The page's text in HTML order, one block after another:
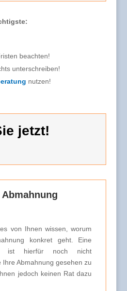
beachten!
unterschreiben!
nutzen!
jetzt!
von Ihnen wissen, worum
konkret geht. Eine
ist hierfür noch nicht
Abmahnung gesehen zu
jedoch keinen Rat dazu